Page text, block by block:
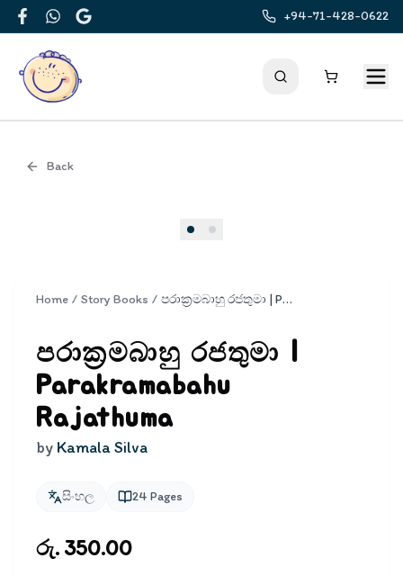
FacebookWhatsApp
Google
+94-71-428-0622
Back
Home / Story Books / පරාක්‍රමබාහු රජතුමා | Parakramabahu Rajathuma
පරාක්‍රමබාහු රජතුමා |
Parakramabahu
Rajathuma
by Kamala Silva
සිංහල 24 Pages
රු. 350.00